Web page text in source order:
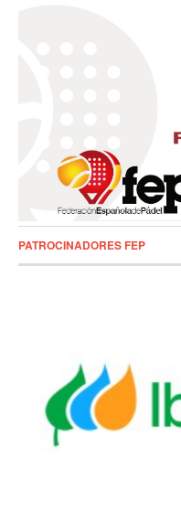
PATROCINADORES FEP